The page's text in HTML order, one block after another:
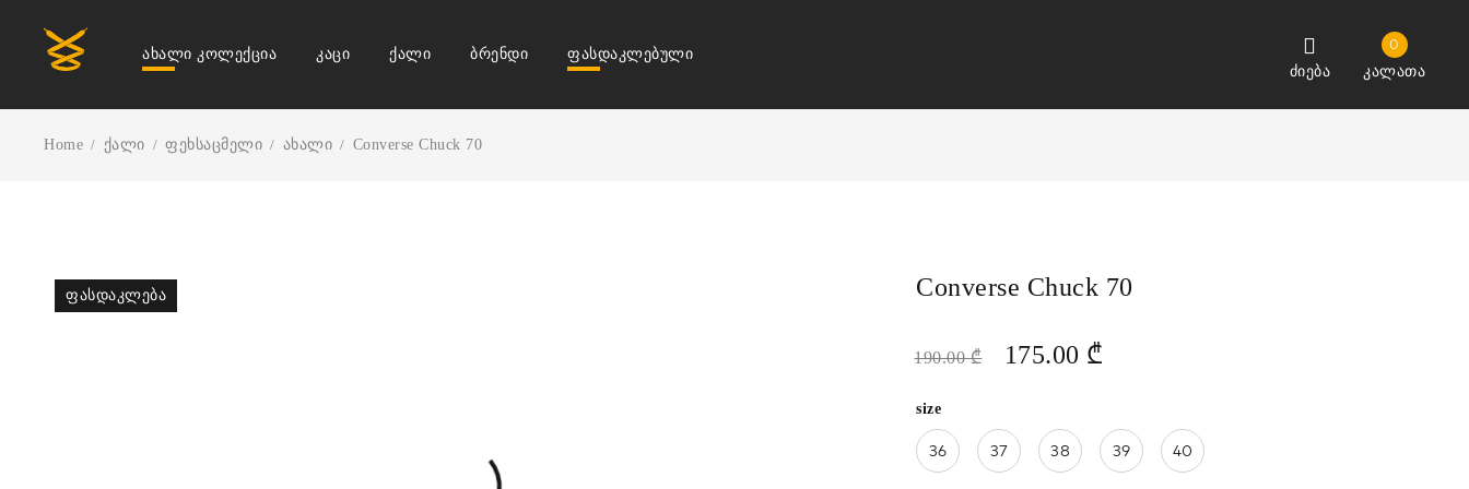
ახალი კოლექცია კაცი ქალი ბრენდი ფასდაკლებული
0
კალათა
ძიება
Home / ქალი / ფეხსაცმელი / ახალი / Converse Chuck 70
ᲤᲐᲡᲓᲐᲙᲚᲔᲑᲐ Converse Chuck 70
190.00₾ 175.00 ₾
size
36 37 38 39 40